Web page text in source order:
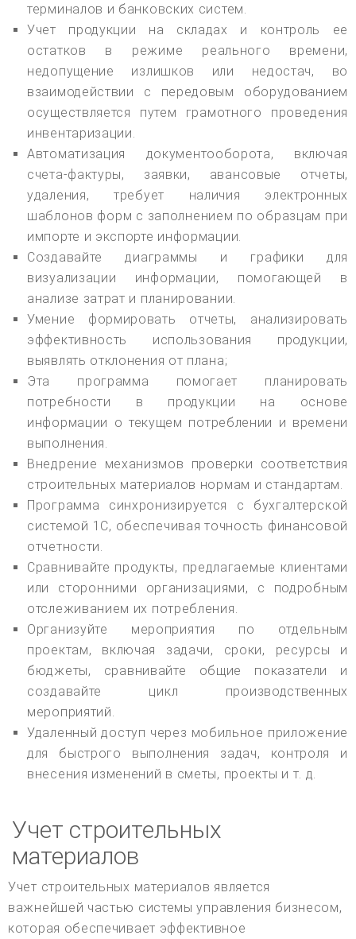
терминалов и банковских систем.
Учет продукции на складах и контроль ее
остатков в режиме реального времени,
недопущение излишков или недостач, во
взаимодействии с передовым оборудованием
осуществляется путем грамотного проведения
инвентаризации.
Автоматизация документооборота, включая
счета-фактуры, заявки, авансовые отчеты,
удаления, требует наличия электронных
шаблонов форм с заполнением по образцам при
импорте и экспорте информации.
Создавайте диаграммы и графики для
визуализации информации, помогающей в
анализе затрат и планировании.
Умение формировать отчеты, анализировать
эффективность использования продукции,
выявлять отклонения от плана;
Эта программа помогает планировать
потребности в продукции на основе
информации о текущем потреблении и времени
выполнения.
Внедрение механизмов проверки соответствия
строительных материалов нормам и стандартам.
Программа синхронизируется с бухгалтерской
системой 1С, обеспечивая точность финансовой
отчетности.
Сравнивайте продукты, предлагаемые клиентами
или сторонними организациями, с подробным
отслеживанием их потребления.
Организуйте мероприятия по отдельным
проектам, включая задачи, сроки, ресурсы и
бюджеты, сравнивайте общие показатели и
создавайте цикл производственных
мероприятий.
Удаленный доступ через мобильное приложение
для быстрого выполнения задач, контроля и
внесения изменений в сметы, проекты и т. д.
Учет строительных
материалов
Учет строительных материалов является
важнейшей частью системы управления бизнесом,
которая обеспечивает эффективное